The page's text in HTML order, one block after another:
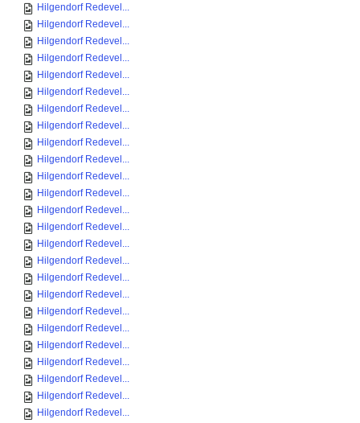
Hilgendorf Redevel...
Hilgendorf Redevel...
Hilgendorf Redevel...
Hilgendorf Redevel...
Hilgendorf Redevel...
Hilgendorf Redevel...
Hilgendorf Redevel...
Hilgendorf Redevel...
Hilgendorf Redevel...
Hilgendorf Redevel...
Hilgendorf Redevel...
Hilgendorf Redevel...
Hilgendorf Redevel...
Hilgendorf Redevel...
Hilgendorf Redevel...
Hilgendorf Redevel...
Hilgendorf Redevel...
Hilgendorf Redevel...
Hilgendorf Redevel...
Hilgendorf Redevel...
Hilgendorf Redevel...
Hilgendorf Redevel...
Hilgendorf Redevel...
Hilgendorf Redevel...
Hilgendorf Redevel...